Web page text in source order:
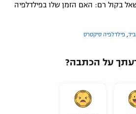
בקול רם: האם הזמן שלו בפילדלפיה
, פילדלפיה סיקסרס
על הכתבה?